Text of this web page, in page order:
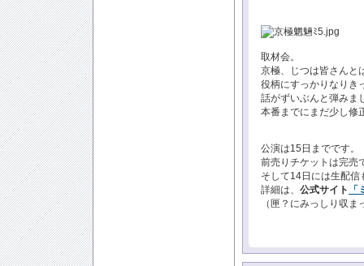
取材会。
京極、じつは皆さんと
役柄にすっかりなりき
話がずいぶんと弾みま
本番までにまだ少し修
公演は15日までです。
前売りチケットは完売
そして14日には生配信
詳細は、 公式サイト
（匣？にみっしり収